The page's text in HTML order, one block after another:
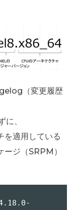
（変更履歴
に、
を適用している
ジ（SRPM）